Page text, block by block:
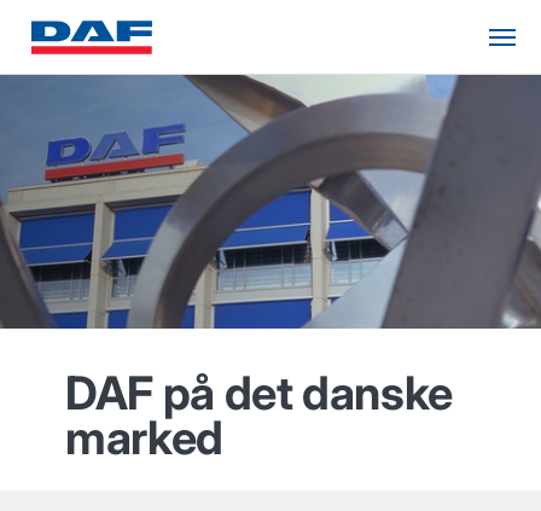
DAF på det danske
marked